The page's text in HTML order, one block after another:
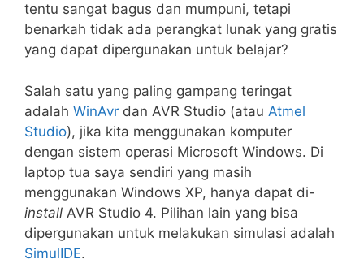
tentu sangat bagus dan mumpuni, tetapi
benarkah tidak ada perangkat lunak yang gratis
yang dapat dipergunakan untuk belajar?
Salah satu yang paling gampang teringat
adalah WinAvr dan AVR Studio (atau Atmel
Studio), jika kita menggunakan komputer
dengan sistem operasi Microsoft Windows. Di
laptop tua saya sendiri yang masih
menggunakan Windows XP, hanya dapat di-
install AVR Studio 4. Pilihan lain yang bisa
dipergunakan untuk melakukan simulasi adalah
SimulIDE.